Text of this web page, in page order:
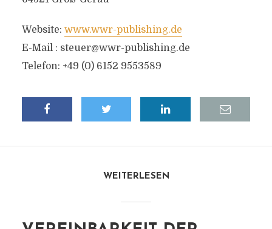
Website: www.wwr-publishing.de
E-Mail : steuer@wwr-publishing.de
Telefon: +49 (0) 6152 9553589
WEITERLESEN